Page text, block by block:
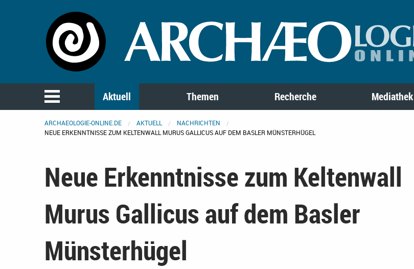
Aktuell Themen Recherche Mediathek
ARCHAEOLOGIE-ONLINE.DE AKTUELL
NACHRICHTEN
NEUE ERKENNTNISSE ZUM KELTENWALL MURUS GALLICUS AUF DEM BASLER MÜNSTERHÜGEL
Neue Erkenntnisse zum Keltenwall
Murus Gallicus auf dem Basler
Münsterhügel